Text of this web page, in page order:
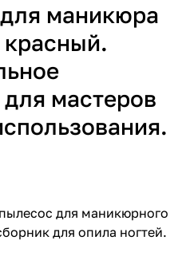
маникюра
красный.
мастеров
для маникюрного
для опила ногтей.